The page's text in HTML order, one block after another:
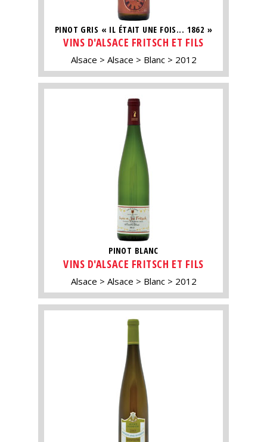
PINOT GRIS « IL ÉTAIT UNE FOIS... 1862 »
VINS D'ALSACE FRITSCH ET FILS
Alsace Alsace Blanc 2012
PINOT BLANC
VINS D'ALSACE FRITSCH ET FILS
Alsace Alsace Blanc 2012